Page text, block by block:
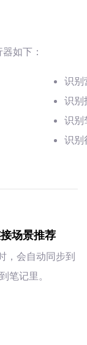
如下：
识别
识别
识别
识别
场景推荐
，会自动同步到
笔记里。